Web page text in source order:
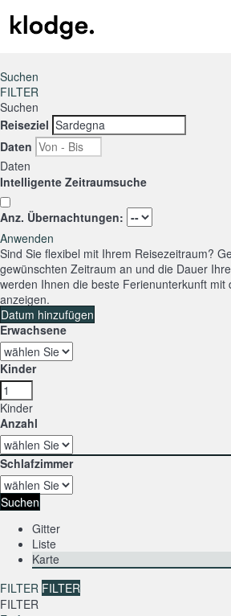
Suchen
FILTER
Suchen
Reiseziel
Daten
Daten
Intelligente Zeitraumsuche
Anz. Übernachtungen:
Anwenden
Sind Sie flexibel mit Ihrem Reisezeitraum?
gewünschten Zeitraum an und die Dauer
werden Ihnen die beste Ferienunterkunft mit
anzeigen.
Datum hinzufügen
Erwachsene
Kinder
Kinder
Anzahl
Schlafzimmer
Suchen
Gitter
Liste
Karte
FILTER FILTER
FILTER